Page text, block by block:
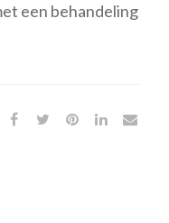
een behandeling